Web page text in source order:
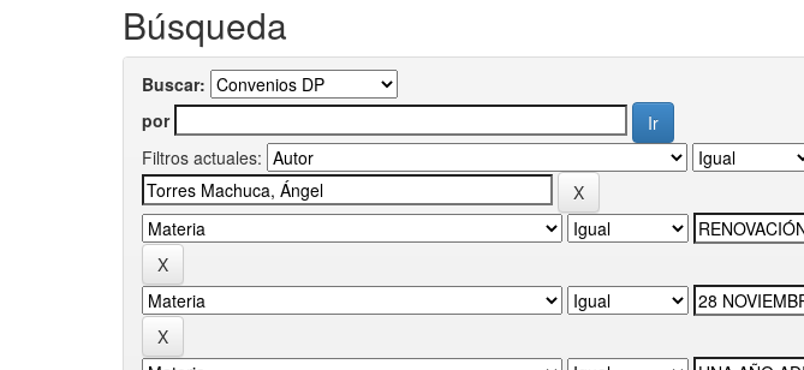
Búsqueda
Buscar:
por
Filtros actuales: